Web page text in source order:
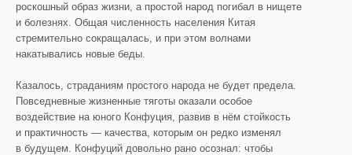
роскошный образ жизни, а простой народ погибал в нищете
и болезнях. Общая численность населения Китая
стремительно сокращалась, и при этом волнами
накатывались новые беды.
Казалось, страданиям простого народа не будет предела.
Повседневные жизненные тяготы оказали особое
воздействие на юного Конфуция, развив в нём стойкость
и практичность — качества, которым он редко изменял
в будущем. Конфуций довольно рано осознал: чтобы